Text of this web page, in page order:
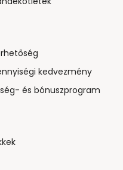
kedvezmény
és bónuszprogram